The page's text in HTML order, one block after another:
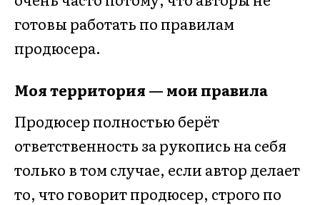
готовы работать по правилам
продюсера.
Моя территория — мои правила
Продюсер полностью берёт
ответственность за рукопись на себя
только в том случае, если автор делает
то, что говорит продюсер, строго по